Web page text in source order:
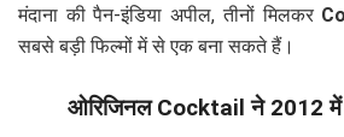
मंदाना की पैन-इंडिया अपील, तीनों मिलकर
सबसे बड़ी फिल्मों में से एक बना सकते हैं।
ओरिजिनल Cocktail ने 2012 में